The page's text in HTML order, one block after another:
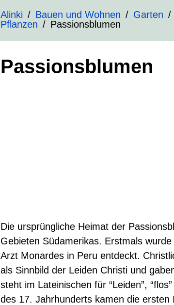
Alinki Bauen und Wohnen Garten
Pflanzen
Passionsblumen
Passionsblumen
Die ursprüngliche Heimat der
Gebieten Südamerikas. Erstmals
Arzt Monardes in Peru entdeckt.
als Sinnbild der Leiden Christi und
steht im Lateinischen für “Leiden”,
des 17. Jahrhunderts kamen die